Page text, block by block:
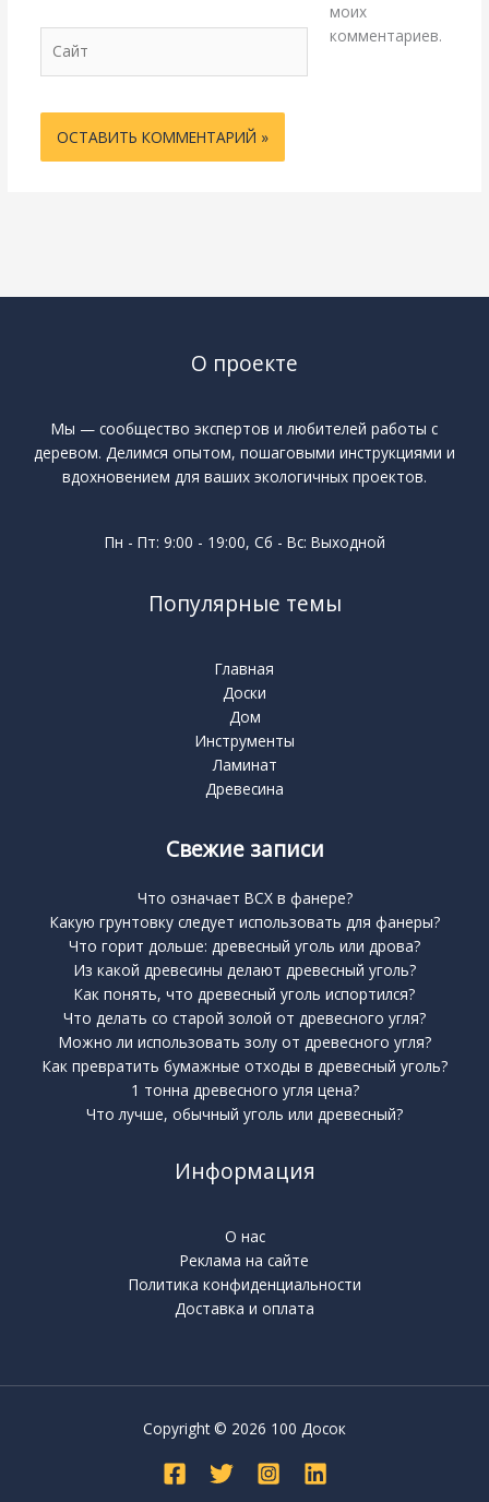
моих
комментариев.
О проекте
Мы — сообщество экспертов и любителей работы с
деревом. Делимся опытом, пошаговыми инструкциями и
вдохновением для ваших экологичных проектов.
Пн - Пт: 9:00 - 19:00, Сб - Вс: Выходной
Популярные темы
Главная
Доски
Дом
Инструменты
Ламинат
Древесина
Свежие записи
Что означает BCX в фанере?
Какую грунтовку следует использовать для фанеры?
Что горит дольше: древесный уголь или дрова?
Из какой древесины делают древесный уголь?
Как понять, что древесный уголь испортился?
Что делать со старой золой от древесного угля?
Можно ли использовать золу от древесного угля?
Как превратить бумажные отходы в древесный уголь?
1 тонна древесного угля цена?
Что лучше, обычный уголь или древесный?
Информация
О нас
Реклама на сайте
Политика конфиденциальности
Доставка и оплата
Copyright © 2026 100 Досок